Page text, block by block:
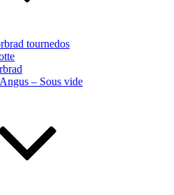
tournedos
– Sous vide